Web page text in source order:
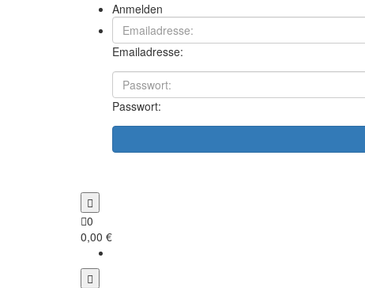
Anmelden
Emailadresse:
Passwort:
0
0,00 €